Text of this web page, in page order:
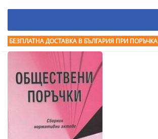
БЕЗПЛАТНА ДОСТАВКА В БЪЛГАРИЯ ПРИ ПОРЪЧКА